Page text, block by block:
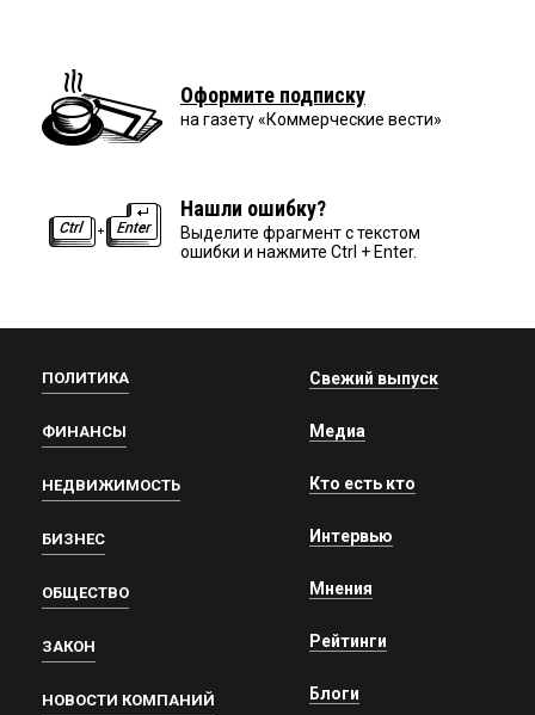
Оформите подписку
на газету «Коммерческие вести»
Нашли ошибку?
Выделите фрагмент с текстом
ошибки и нажмите Ctrl + Enter.
ПОЛИТИКА
ФИНАНСЫ
НЕДВИЖИМОСТЬ
БИЗНЕС
ОБЩЕСТВО
ЗАКОН
НОВОСТИ КОМПАНИЙ
Свежий выпуск
Медиа
Кто есть кто
Интервью
Мнения
Рейтинги
Блоги